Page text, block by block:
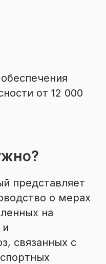
от 12 000
представляет
о мерах
на
связанных с